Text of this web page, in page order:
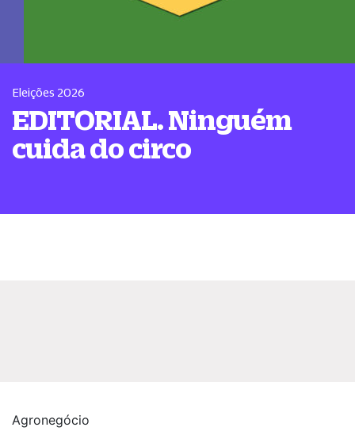
Eleições 2026
EDITORIAL. Ninguém
cuida do circo
Agronegócio